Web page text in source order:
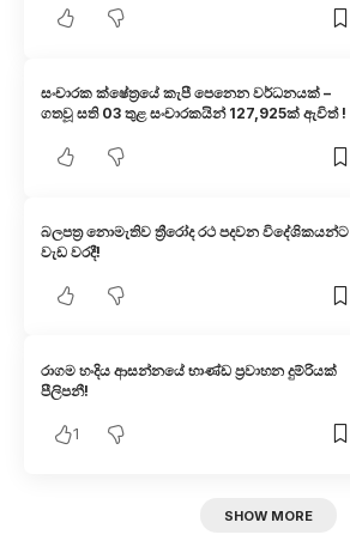
සංචාරක ක්ෂේත්‍රයේ කැපී පෙනෙන වර්ධනයක් –
ගතවූ සති 03 තුළ සංචාරකයින් 127,925ක් ඇවිත් !
බලපත්‍ර නොමැතිව ත්‍රීරෝද රථ පදවන විදේශිකයන්ට
වැඩ වරදී!
රාගම හංදිය ආසන්නයේ භාණ්ඩ ප්‍රවාහන දුම්රියක්
පීලිපනී!
1
SHOW MORE